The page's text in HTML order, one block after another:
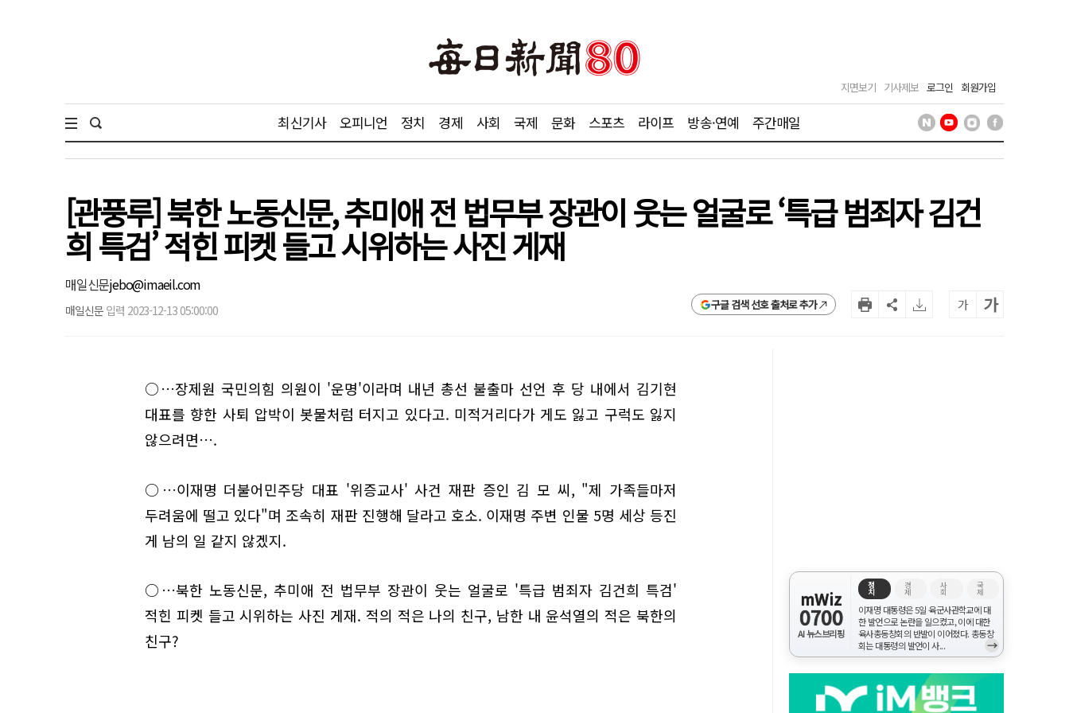
지면보기 기사제보 로그인 회원가입
최신기사 오피니언 정치 경제 사회 국제 문화 스포츠 라이프 방송·연예 주간매일
[관풍루] 북한 노동신문, 추미애 전 법무부 장관이 웃는 얼굴로 ‘특급 범죄자 김건
희 특검’ 적힌 피켓 들고 시위하는 사진 게재
매일신문jebo@imaeil.com
매일신문 입력 2023-12-13 05:00:00 구글 검색 선호 출처로 추가 가 가
○…장제원 국민의힘 의원이 '운명'이라며 내년 총선 불출마 선언 후 당 내에서 김기현
대표를 향한 사퇴 압박이 봇물처럼 터지고 있다고. 미적거리다가 게도 잃고 구럭도 잃지
않으려면….
○…이재명 더불어민주당 대표 '위증교사' 사건 재판 증인 김 모 씨, "제 가족들마저
두려움에 떨고 있다"며 조속히 재판 진행해 달라고 호소. 이재명 주변 인물 5명 세상 등진
게 남의 일 같지 않겠지.
○…북한 노동신문, 추미애 전 법무부 장관이 웃는 얼굴로 '특급 범죄자 김건희 특검'
적힌 피켓 들고 시위하는 사진 게재. 적의 적은 나의 친구, 남한 내 윤석열의 적은 북한의
친구?
mWiz
0700
AI 뉴스브리핑
정
치
경
제
사
회
국
제
이재명 대통령은 5일 육군사관학교에 대
한 발언으로 논란을 일으켰고, 이에 대한
육사총동창회의 반발이 이어졌다. 총동창
회는 대통령의 발언이 사...
→